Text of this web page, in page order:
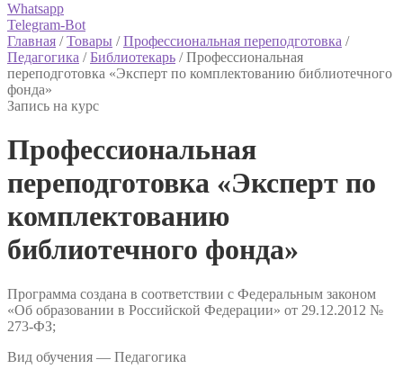
Whatsapp
Telegram-Bot
Главная /Товары /Профессиональная переподготовка /
Педагогика /Библиотекарь /Профессиональная
переподготовка «Эксперт по комплектованию библиотечного
фонда»
Запись на курс
Профессиональная
переподготовка «Эксперт по
комплектованию
библиотечного фонда»
Программа создана в соответствии с Федеральным законом
«Об образовании в Российской Федерации» от 29.12.2012 №
273-ФЗ;
Вид обучения — Педагогика